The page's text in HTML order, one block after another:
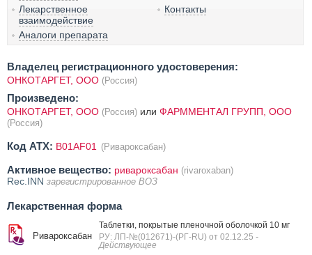
Лекарственное
взаимодействие
Контакты
Аналоги препарата
Владелец регистрационного удостоверения:
ОНКОТАРГЕТ, ООО (Россия)
Произведено:
ОНКОТАРГЕТ, ООО (Россия) или ФАРММЕНТАЛ ГРУПП, ООО
(Россия)
Код ATX: B01AF01 (Ривароксабан)
Активное вещество: ривароксабан (rivaroxaban)
Rec.INN зарегистрированное ВОЗ
Лекарственная форма
Ривароксабан
Таблетки, покрытые пленочной оболочкой 10 мг
РУ: ЛП-№(012671)-(РГ-RU) от 02.12.25 -
Действующее